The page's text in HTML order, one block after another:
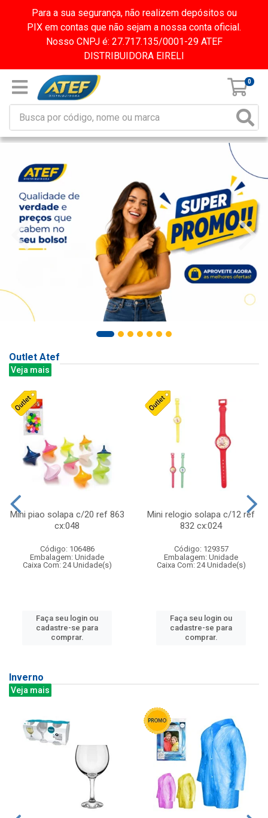
Para a sua segurança, não realizem depósitos ou
PIX em contas que não sejam a nossa conta oficial.
Nosso CNPJ é: 27.717.135/0001-29 ATEF
DISTRIBUIDORA EIRELI
0
Outlet Atef
Veja mais
Mini piao solapa c/20 ref 863
cx:048
Código: 106486
Embalagem: Unidade
Caixa Com: 24 Unidade(s)
Faça seu login ou
cadastre-se para
comprar.
Mini relogio solapa c/12 ref
832 cx:024
Código: 129357
Embalagem: Unidade
Caixa Com: 24 Unidade(s)
Faça seu login ou
cadastre-se para
comprar.
Inverno
Veja mais